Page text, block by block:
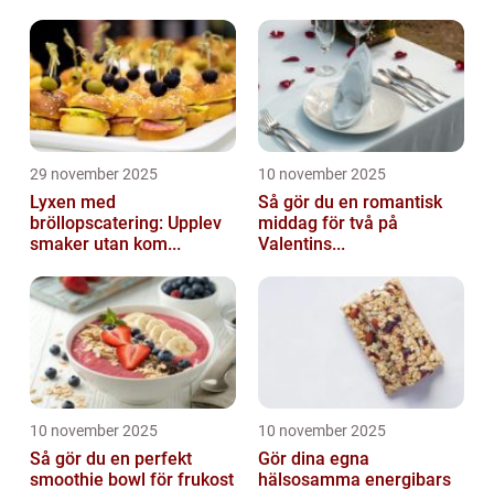
29 november 2025
Lyxen med
bröllopscatering: Upplev
smaker utan kom...
10 november 2025
Så gör du en romantisk
middag för två på
Valentins...
10 november 2025
Så gör du en perfekt
smoothie bowl för frukost
10 november 2025
Gör dina egna
hälsosamma energibars